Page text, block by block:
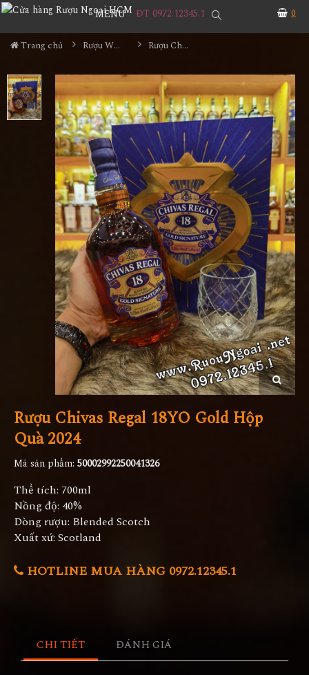
0
MENU ĐT 0972.12345.1
Trang chủ Rượu Whisky Rượu Chivas Regal 18YO Gold Hộp Quà 2024
Rượu Chivas Regal 18YO Gold Hộp
Quà 2024
Mã sản phẩm: 50002992250041326
Thể tích: 700ml
Nồng độ: 40%
Dòng rượu: Blended Scotch
Xuất xứ: Scotland
HOTLINE MUA HÀNG 0972.12345.1
CHI TIẾT ĐÁNH GIÁ